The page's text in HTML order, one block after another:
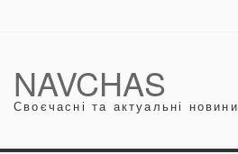
NAVCHAS
Своєчасні та актуальні новини